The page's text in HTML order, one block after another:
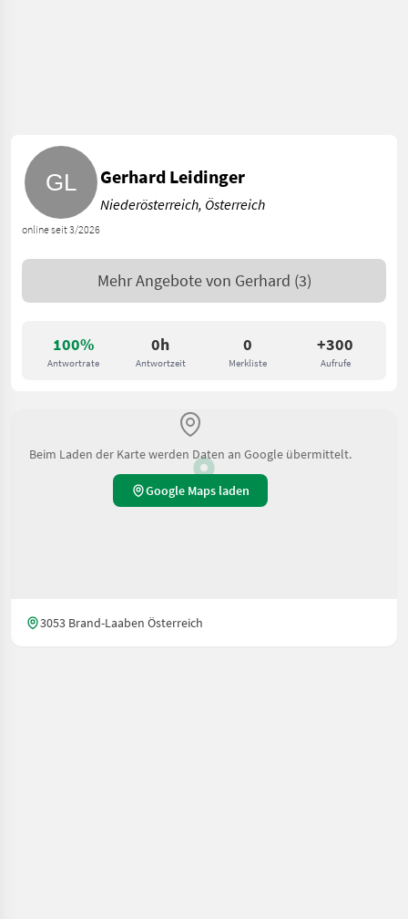
100%
Antwortrate
0h
Antwortzeit
0
Merkliste
+300
Aufrufe
online seit 3/2026
Gerhard Leidinger
Niederösterreich, Österreich
Mehr Angebote von Gerhard (3)
Beim Laden der Karte werden Daten an Google übermittelt.
Google Maps laden
3053 Brand-Laaben Österreich